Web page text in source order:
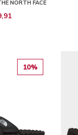
NORTH FACE
10%